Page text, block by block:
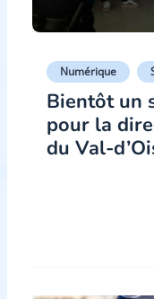
Numérique
Bientôt un
pour la
du Val-